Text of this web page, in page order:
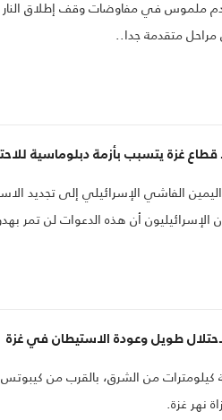
ملموس في مفاوضات وقف إطلاق
متقدمة جدا..
غزة يتسبب بأزمة دبلوماسية
اليمين الفاشي الإسرائيلي إلى تجديد
الإسرائيليون أن هذه الدعوات لن تمر
من قبل زملائهم في جميع أنحاء العالم
طويل وعودة الاستيطان في غزة
كيلومترات من الشرق، بالقرب من كيبوتس
نهر غزة.